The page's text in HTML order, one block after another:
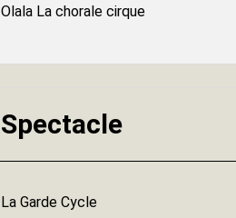
Olala La chorale cirque
Spectacle
La Garde Cycle